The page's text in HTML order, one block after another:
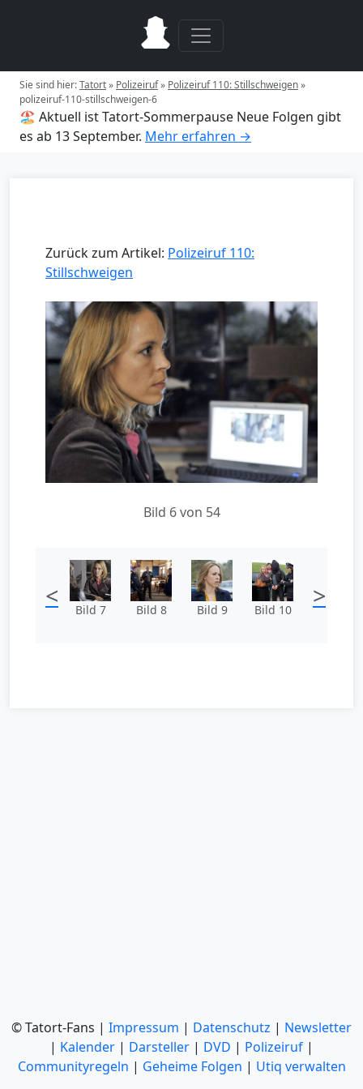
Sie sind hier:Tatort» Polizeiruf» Polizeiruf 110: Stillschweigen»
polizeiruf-110-stillschweigen-6
🏖️ Aktuell ist Tatort-Sommerpause Neue Folgen gibt
es ab 13 September. Mehr erfahren →
Zurück zum Artikel: Polizeiruf 110:
Stillschweigen
Bild 6 von 54
< Bild 7 Bild 8 Bild 9 Bild 10 >
© Tatort-Fans | Impressum | Datenschutz | Newsletter
| Kalender | Darsteller | DVD | Polizeiruf |
Communityregeln | Geheime Folgen | Utiq verwalten